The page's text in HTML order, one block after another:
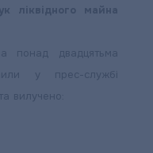
ліквідного майна
понад двадцятьма
у прес-службі
вилучено: